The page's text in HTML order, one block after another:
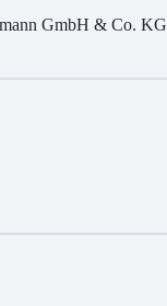
GmbH & Co. KG